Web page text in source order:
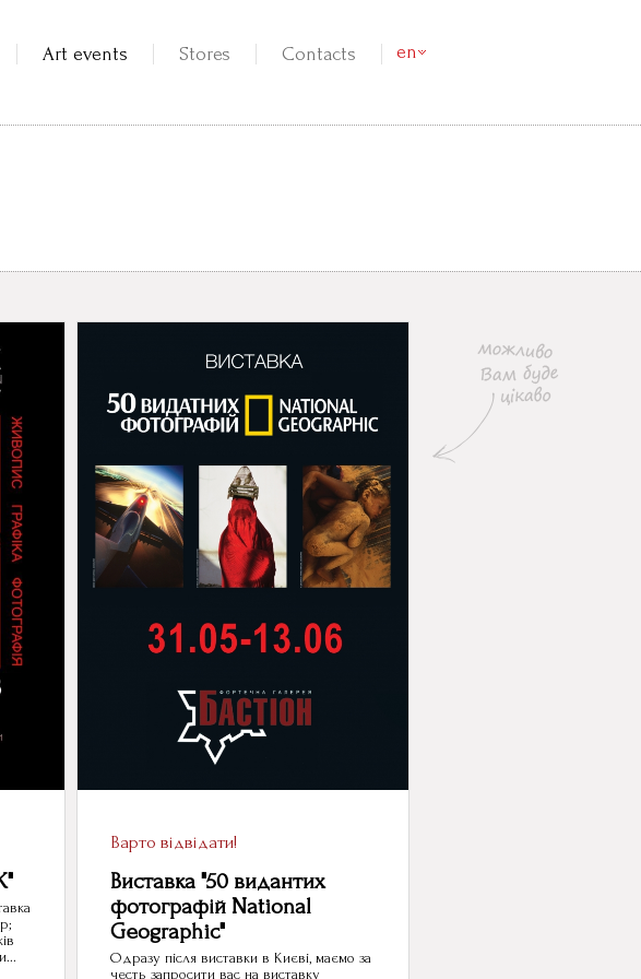
Art events Stores Contacts en
Варто відвідати!
Виставка "50 видантих
фотографій National
Geographic"
Одразу після виставки в Києві, маємо за
честь запросити вас на виставку